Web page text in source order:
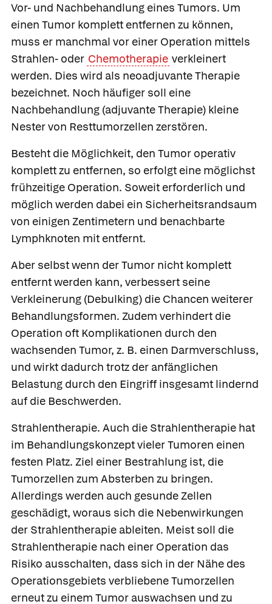
Vor- und Nachbehandlung eines Tumors. Um
einen Tumor komplett entfernen zu können,
muss er manchmal vor einer Operation mittels
Strahlen- oder Chemotherapie verkleinert
werden. Dies wird als neoadjuvante Therapie
bezeichnet. Noch häufiger soll eine
Nachbehandlung (adjuvante Therapie) kleine
Nester von Resttumorzellen zerstören.
Besteht die Möglichkeit, den Tumor operativ
komplett zu entfernen, so erfolgt eine möglichst
frühzeitige Operation. Soweit erforderlich und
möglich werden dabei ein Sicherheitsrandsaum
von einigen Zentimetern und benachbarte
Lymphknoten mit entfernt.
Aber selbst wenn der Tumor nicht komplett
entfernt werden kann, verbessert seine
Verkleinerung (Debulking) die Chancen weiterer
Behandlungsformen. Zudem verhindert die
Operation oft Komplikationen durch den
wachsenden Tumor, z. B. einen Darmverschluss,
und wirkt dadurch trotz der anfänglichen
Belastung durch den Eingriff insgesamt lindernd
auf die Beschwerden.
Strahlentherapie. Auch die Strahlentherapie hat
im Behandlungskonzept vieler Tumoren einen
festen Platz. Ziel einer Bestrahlung ist, die
Tumorzellen zum Absterben zu bringen.
Allerdings werden auch gesunde Zellen
geschädigt, woraus sich die Nebenwirkungen
der Strahlentherapie ableiten. Meist soll die
Strahlentherapie nach einer Operation das
Risiko ausschalten, dass sich in der Nähe des
Operationsgebiets verbliebene Tumorzellen
erneut zu einem Tumor auswachsen und zu